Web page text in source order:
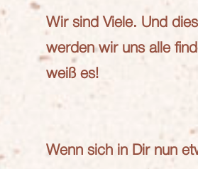
Wir sind Viele. Und
werden wir uns alle
weiß es!
Wenn sich in Dir nun